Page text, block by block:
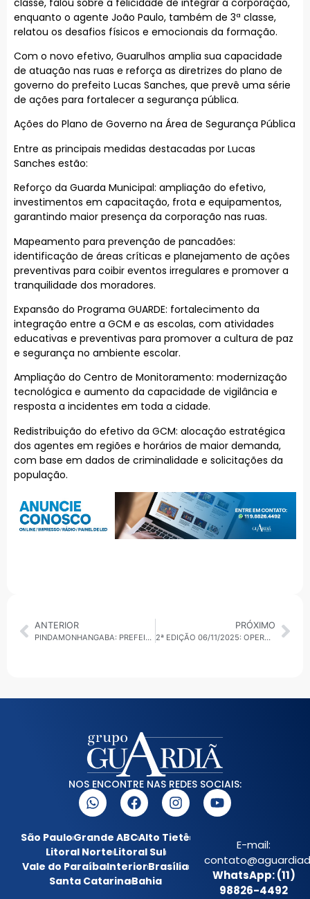
enquanto o agente João Paulo, também de 3ª classe,
relatou os desafios físicos e emocionais da formação.
Com o novo efetivo, Guarulhos amplia sua capacidade
de atuação nas ruas e reforça as diretrizes do plano de
governo do prefeito Lucas Sanches, que prevê uma série
de ações para fortalecer a segurança pública.
Ações do Plano de Governo na Área de Segurança Pública
Entre as principais medidas destacadas por Lucas
Sanches estão:
Reforço da Guarda Municipal: ampliação do efetivo,
investimentos em capacitação, frota e equipamentos,
garantindo maior presença da corporação nas ruas.
Mapeamento para prevenção de pancadões:
identificação de áreas críticas e planejamento de ações
preventivas para coibir eventos irregulares e promover a
tranquilidade dos moradores.
Expansão do Programa GUARDE: fortalecimento da
integração entre a GCM e as escolas, com atividades
educativas e preventivas para promover a cultura de paz
e segurança no ambiente escolar.
Ampliação do Centro de Monitoramento: modernização
tecnológica e aumento da capacidade de vigilância e
resposta a incidentes em toda a cidade.
Redistribuição do efetivo da GCM: alocação estratégica
dos agentes em regiões e horários de maior demanda,
com base em dados de criminalidade e solicitações da
população.
ANTERIOR
PINDAMONHANGABA: PREFEITURA DESTACA PARTICIPAÇÃO DE ALUNOS EM CONGRESSO INTERNACIONAL COM PROJETO SOBRE USO RESPONSÁVEL DA ÁGUA
PRÓXIMO
2ª EDIÇÃO 06/11/2025: OPERAÇÃO CONTRA RODRIGO MANGA, INVESTIMENTOS EM SUSTENTABILIDADE E REFORÇO NA SEGURANÇA DO ALTO TIETÊ
NOS ENCONTRE NAS REDES SOCIAIS:
São PauloGrande ABCAlto Tietê
Litoral NorteLitoral Sul
Vale do ParaíbaInteriorBrasília
Santa CatarinaBahia
E-mail:
WhatsApp: (11)
98826-4492